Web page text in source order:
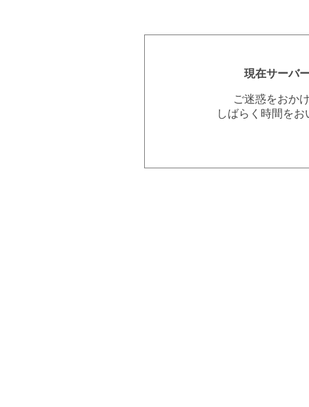
現在サーバ
ご迷惑をおか
しばらく時間を